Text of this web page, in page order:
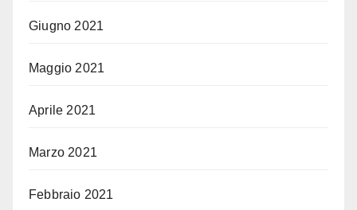
Giugno 2021
Maggio 2021
Aprile 2021
Marzo 2021
Febbraio 2021